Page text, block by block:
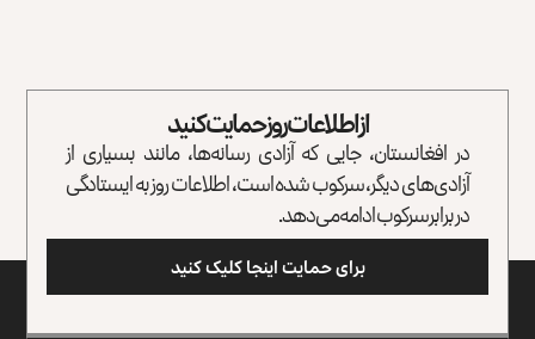
از اطلاعات روز حمایت کنید
در افغانستان، جایی که آزادی رسانه‌ها، مانند بسیاری از
آزادی‌های دیگر، سرکوب شده است، اطلاعات روز به ایستادگی
در برابر سرکوب ادامه می‌دهد.
برای حمایت اینجا کلیک کنید